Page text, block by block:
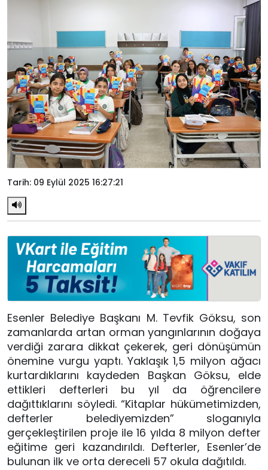
Tarih: 09 Eylül 2025 16:27:21
Esenler Belediye Başkanı M. Tevfik Göksu, son
zamanlarda artan orman yangınlarının doğaya
verdiği zarara dikkat çekerek, geri dönüşümün
önemine vurgu yaptı. Yaklaşık 1,5 milyon ağacı
kurtardıklarını kaydeden Başkan Göksu, elde
ettikleri defterleri bu yıl da öğrencilere
dağıttıklarını söyledi. “Kitaplar hükümetimizden,
defterler belediyemizden” sloganıyla
gerçekleştirilen proje ile 16 yılda 8 milyon defter
eğitime geri kazandırıldı. Defterler, Esenler’de
bulunan ilk ve orta dereceli 57 okula dağıtıldı.